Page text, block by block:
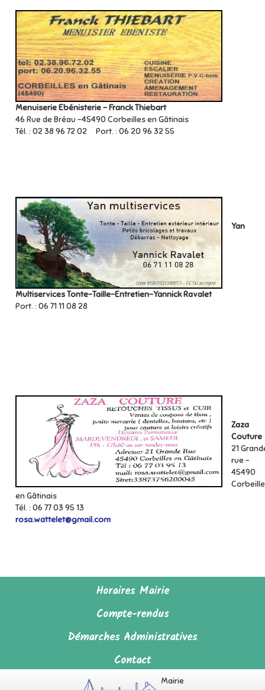
Menuiserie Ebénisterie – Franck Thiebart
46 Rue de Bréau -45490 Corbeilles en Gâtinais
Tél. : 02 38 96 72 02 Port. : 06 20 96 32 55
Yan
Multiservices Tonte-Taille-Entretien-Yannick Ravalet
Port. : 06 71 11 08 28
Zaza
Couture
21
rue -
45490
en Gâtinais
Tél. : 06 77 03 95 13
rosa.wattelet@gmail.com
Horaires Mairie
Compte-rendus
Démarches Administratives
Contact
Mairie